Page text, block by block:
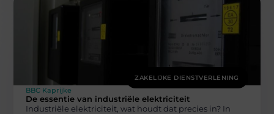
ZAKELIJKE DIENSTVERLENING
BBC Kaprijke
De essentie van industriële elektriciteit
Industriële elektriciteit, wat houdt dat precies in? In